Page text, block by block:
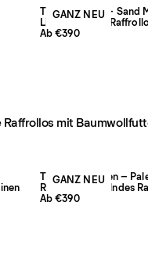
GANZ NEU
The Jacquard – Sand
Lichtfilterndes
Ab €390
mit
GANZ NEU
The Studio Linen –
Raumverdunkelndes
Ab €390